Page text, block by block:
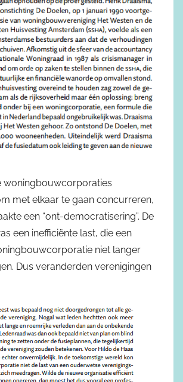
woningbouwcorporaties
met elkaar te gaan concurreren,
een “ont-democratisering”. De
een inefficiënte last, die een
niet langer
Dus veranderden verenigingen